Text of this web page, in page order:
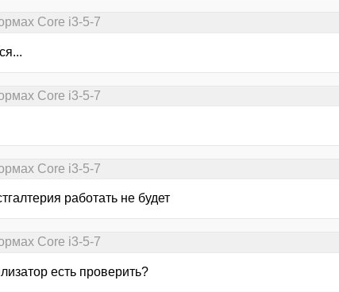
Core i3-5-7
Core i3-5-7
Core i3-5-7
работать не будет
Core i3-5-7
есть проверить?